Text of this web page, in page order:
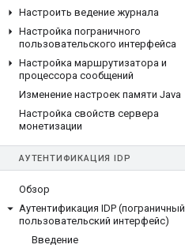
Настроить ведение журнала
Настройка пограничного
пользовательского интерфейса
Настройка маршрутизатора и
процессора сообщений
Изменение настроек памяти Java
Настройка свойств сервера
монетизации
АУТЕНТИФИКАЦИЯ IDP
Обзор
Аутентификация IDP (пограничный
пользовательский интерфейс)
Введение